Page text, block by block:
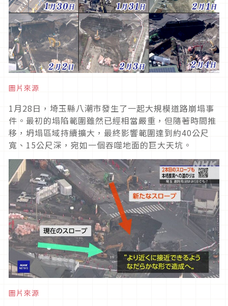
圖片來源
1月28日，埼玉縣八潮市發生了一起大規模道路崩塌事
件。最初的塌陷範圍雖然已經相當嚴重，但隨著時間推
移，坍塌區域持續擴大，最終影響範圍達到約40公尺
寬、15公尺深，宛如一個吞噬地面的巨大天坑。
圖片來源